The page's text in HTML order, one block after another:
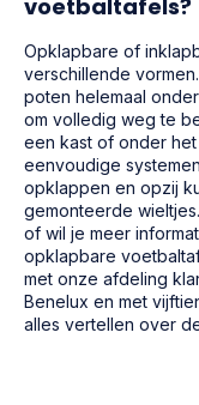
voetbaltafels?
Opklapbare of
verschillende
poten helemaal
om volledig weg te
een kast of onder
eenvoudige
opklappen en opzij
gemonteerde
of wil je meer
opklapbare
met onze afdeling
Benelux en met
alles vertellen over